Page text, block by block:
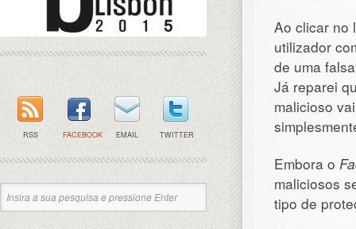
Ao clicar no
utilizador
de uma
Já reparei
malicioso
Embora o
maliciosos
tipo de
RSS FACEBOOK EMAIL TWITTER